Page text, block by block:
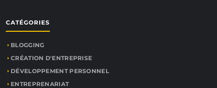
CATÉGORIES
BLOGGING
CRÉATION D'ENTREPRISE
DÉVELOPPEMENT PERSONNEL
ENTREPRENARIAT